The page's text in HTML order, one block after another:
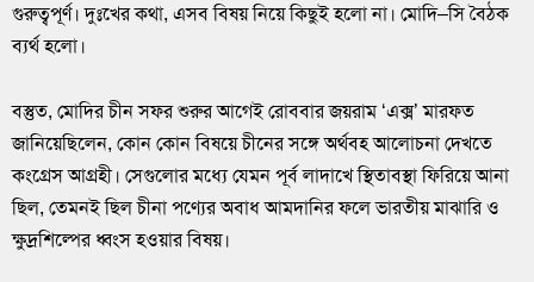
গুরুত্বপূর্ণ। দুঃখের কথা, এসব বিষয় নিয়ে কিছুই হলো না। মোদি–সি বৈঠক
ব্যর্থ হলো।
বস্তুত, মোদির চীন সফর শুরুর আগেই রোববার জয়রাম ‘এক্স’ মারফত
জানিয়েছিলেন, কোন কোন বিষয়ে চীনের সঙ্গে অর্থবহ আলোচনা দেখতে
কংগ্রেস আগ্রহী। সেগুলোর মধ্যে যেমন পূর্ব লাদাখে স্থিতাবস্থা ফিরিয়ে আনা
ছিল, তেমনই ছিল চীনা পণ্যের অবাধ আমদানির ফলে ভারতীয় মাঝারি ও
ক্ষুদ্রশিল্পের ধ্বংস হওয়ার বিষয়।